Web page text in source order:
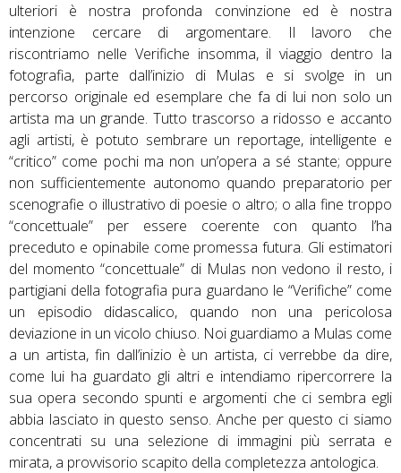
ulteriori è nostra profonda convinzione ed è nostra
intenzione cercare di argomentare. Il lavoro che
riscontriamo nelle Verifiche insomma, il viaggio dentro la
fotografia, parte dall’inizio di Mulas e si svolge in un
percorso originale ed esemplare che fa di lui non solo un
artista ma un grande. Tutto trascorso a ridosso e accanto
agli artisti, è potuto sembrare un reportage, intelligente e
“critico” come pochi ma non un’opera a sé stante; oppure
non sufficientemente autonomo quando preparatorio per
scenografie o illustrativo di poesie o altro; o alla fine troppo
“concettuale” per essere coerente con quanto l’ha
preceduto e opinabile come promessa futura. Gli estimatori
del momento “concettuale” di Mulas non vedono il resto, i
partigiani della fotografia pura guardano le “Verifiche” come
un episodio didascalico, quando non una pericolosa
deviazione in un vicolo chiuso. Noi guardiamo a Mulas come
a un artista, fin dall’inizio è un artista, ci verrebbe da dire,
come lui ha guardato gli altri e intendiamo ripercorrere la
sua opera secondo spunti e argomenti che ci sembra egli
abbia lasciato in questo senso. Anche per questo ci siamo
concentrati su una selezione di immagini più serrata e
mirata, a provvisorio scapito della completezza antologica.